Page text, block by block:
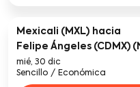
Mexicali (MXL) hacia
Felipe Ángeles (CDMX)
mié, 30 dic
Sencillo / Económica